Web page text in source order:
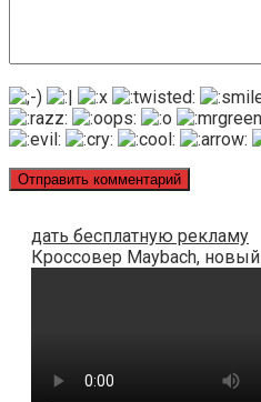
дать бесплатную рекламу
Кроссовер Maybach, новый